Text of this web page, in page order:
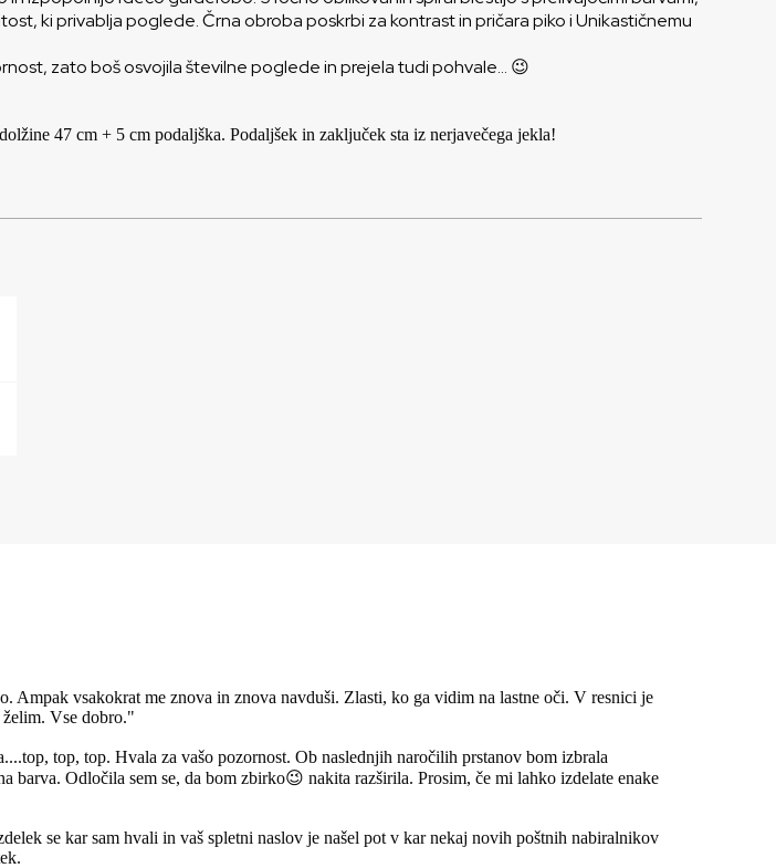
ki privablja poglede. Črna obroba poskrbi za kontrast in pričara piko i Unikastičnemu
zato boš osvojila številne poglede in prejela tudi pohvale… 😉
47 cm + 5 cm podaljška. Podaljšek in zaključek sta iz nerjavečega jekla!
Ampak vsakokrat me znova in znova navduši. Zlasti, ko ga vidim na lastne oči. V resnici je
Vse dobro."
top, top. Hvala za vašo pozornost. Ob naslednjih naročilih prstanov bom izbrala
Odločila sem se, da bom zbirko😉 nakita razširila. Prosim, če mi lahko izdelate enake
se kar sam hvali in vaš spletni naslov je našel pot v kar nekaj novih poštnih nabiralnikov